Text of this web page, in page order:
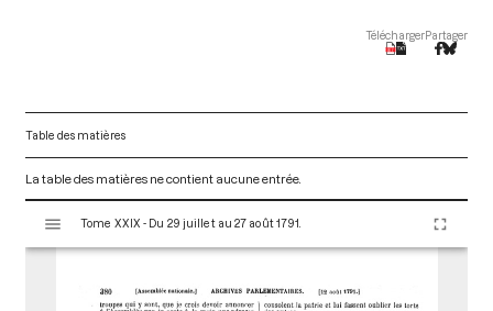
TéléchargerPartager
Table des matières
La table des matières ne contient aucune entrée.
s
Tome XXIX - Du 29 juillet au 27 août 1791.